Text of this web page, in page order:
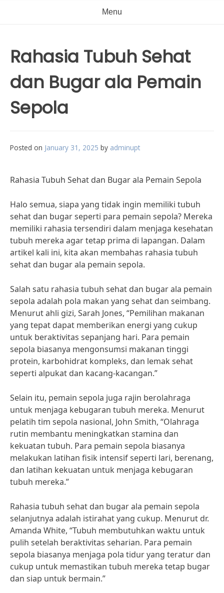
Menu
Rahasia Tubuh Sehat
dan Bugar ala Pemain
Sepola
Posted on January 31, 2025 by adminupt
Rahasia Tubuh Sehat dan Bugar ala Pemain Sepola
Halo semua, siapa yang tidak ingin memiliki tubuh
sehat dan bugar seperti para pemain sepola? Mereka
memiliki rahasia tersendiri dalam menjaga kesehatan
tubuh mereka agar tetap prima di lapangan. Dalam
artikel kali ini, kita akan membahas rahasia tubuh
sehat dan bugar ala pemain sepola.
Salah satu rahasia tubuh sehat dan bugar ala pemain
sepola adalah pola makan yang sehat dan seimbang.
Menurut ahli gizi, Sarah Jones, “Pemilihan makanan
yang tepat dapat memberikan energi yang cukup
untuk beraktivitas sepanjang hari. Para pemain
sepola biasanya mengonsumsi makanan tinggi
protein, karbohidrat kompleks, dan lemak sehat
seperti alpukat dan kacang-kacangan.”
Selain itu, pemain sepola juga rajin berolahraga
untuk menjaga kebugaran tubuh mereka. Menurut
pelatih tim sepola nasional, John Smith, “Olahraga
rutin membantu meningkatkan stamina dan
kekuatan tubuh. Para pemain sepola biasanya
melakukan latihan fisik intensif seperti lari, berenang,
dan latihan kekuatan untuk menjaga kebugaran
tubuh mereka.”
Rahasia tubuh sehat dan bugar ala pemain sepola
selanjutnya adalah istirahat yang cukup. Menurut dr.
Amanda White, “Tubuh membutuhkan waktu untuk
pulih setelah beraktivitas seharian. Para pemain
sepola biasanya menjaga pola tidur yang teratur dan
cukup untuk memastikan tubuh mereka tetap bugar
dan siap untuk bermain.”